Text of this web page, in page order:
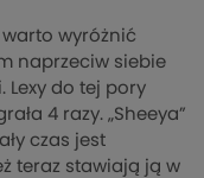
wyróżnić
naprzeciw siebie
Lexy do tej pory
4 razy. „Sheeya”
czas jest
teraz stawiają ją w